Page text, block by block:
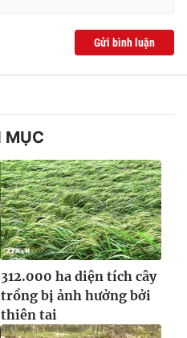
Gửi bình luận
MỤC
312.000 ha diện tích cây
trồng bị ảnh hưởng bởi
thiên tai